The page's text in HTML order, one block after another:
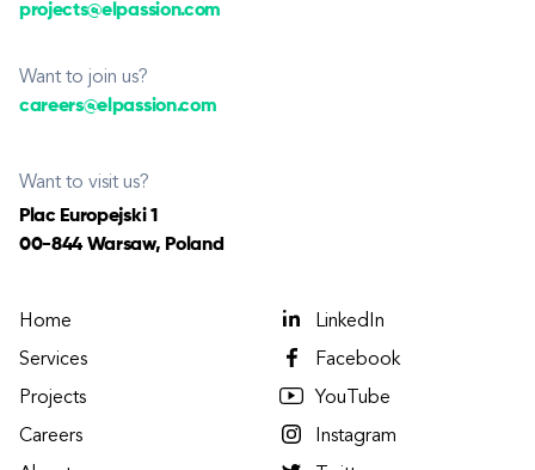
projects@elpassion.com
Want to join us?
careers@elpassion.com
Want to visit us?
Plac Europejski 1
00-844 Warsaw, Poland
Home
Services
Projects
Careers
LinkedIn
Facebook
YouTube
Instagram